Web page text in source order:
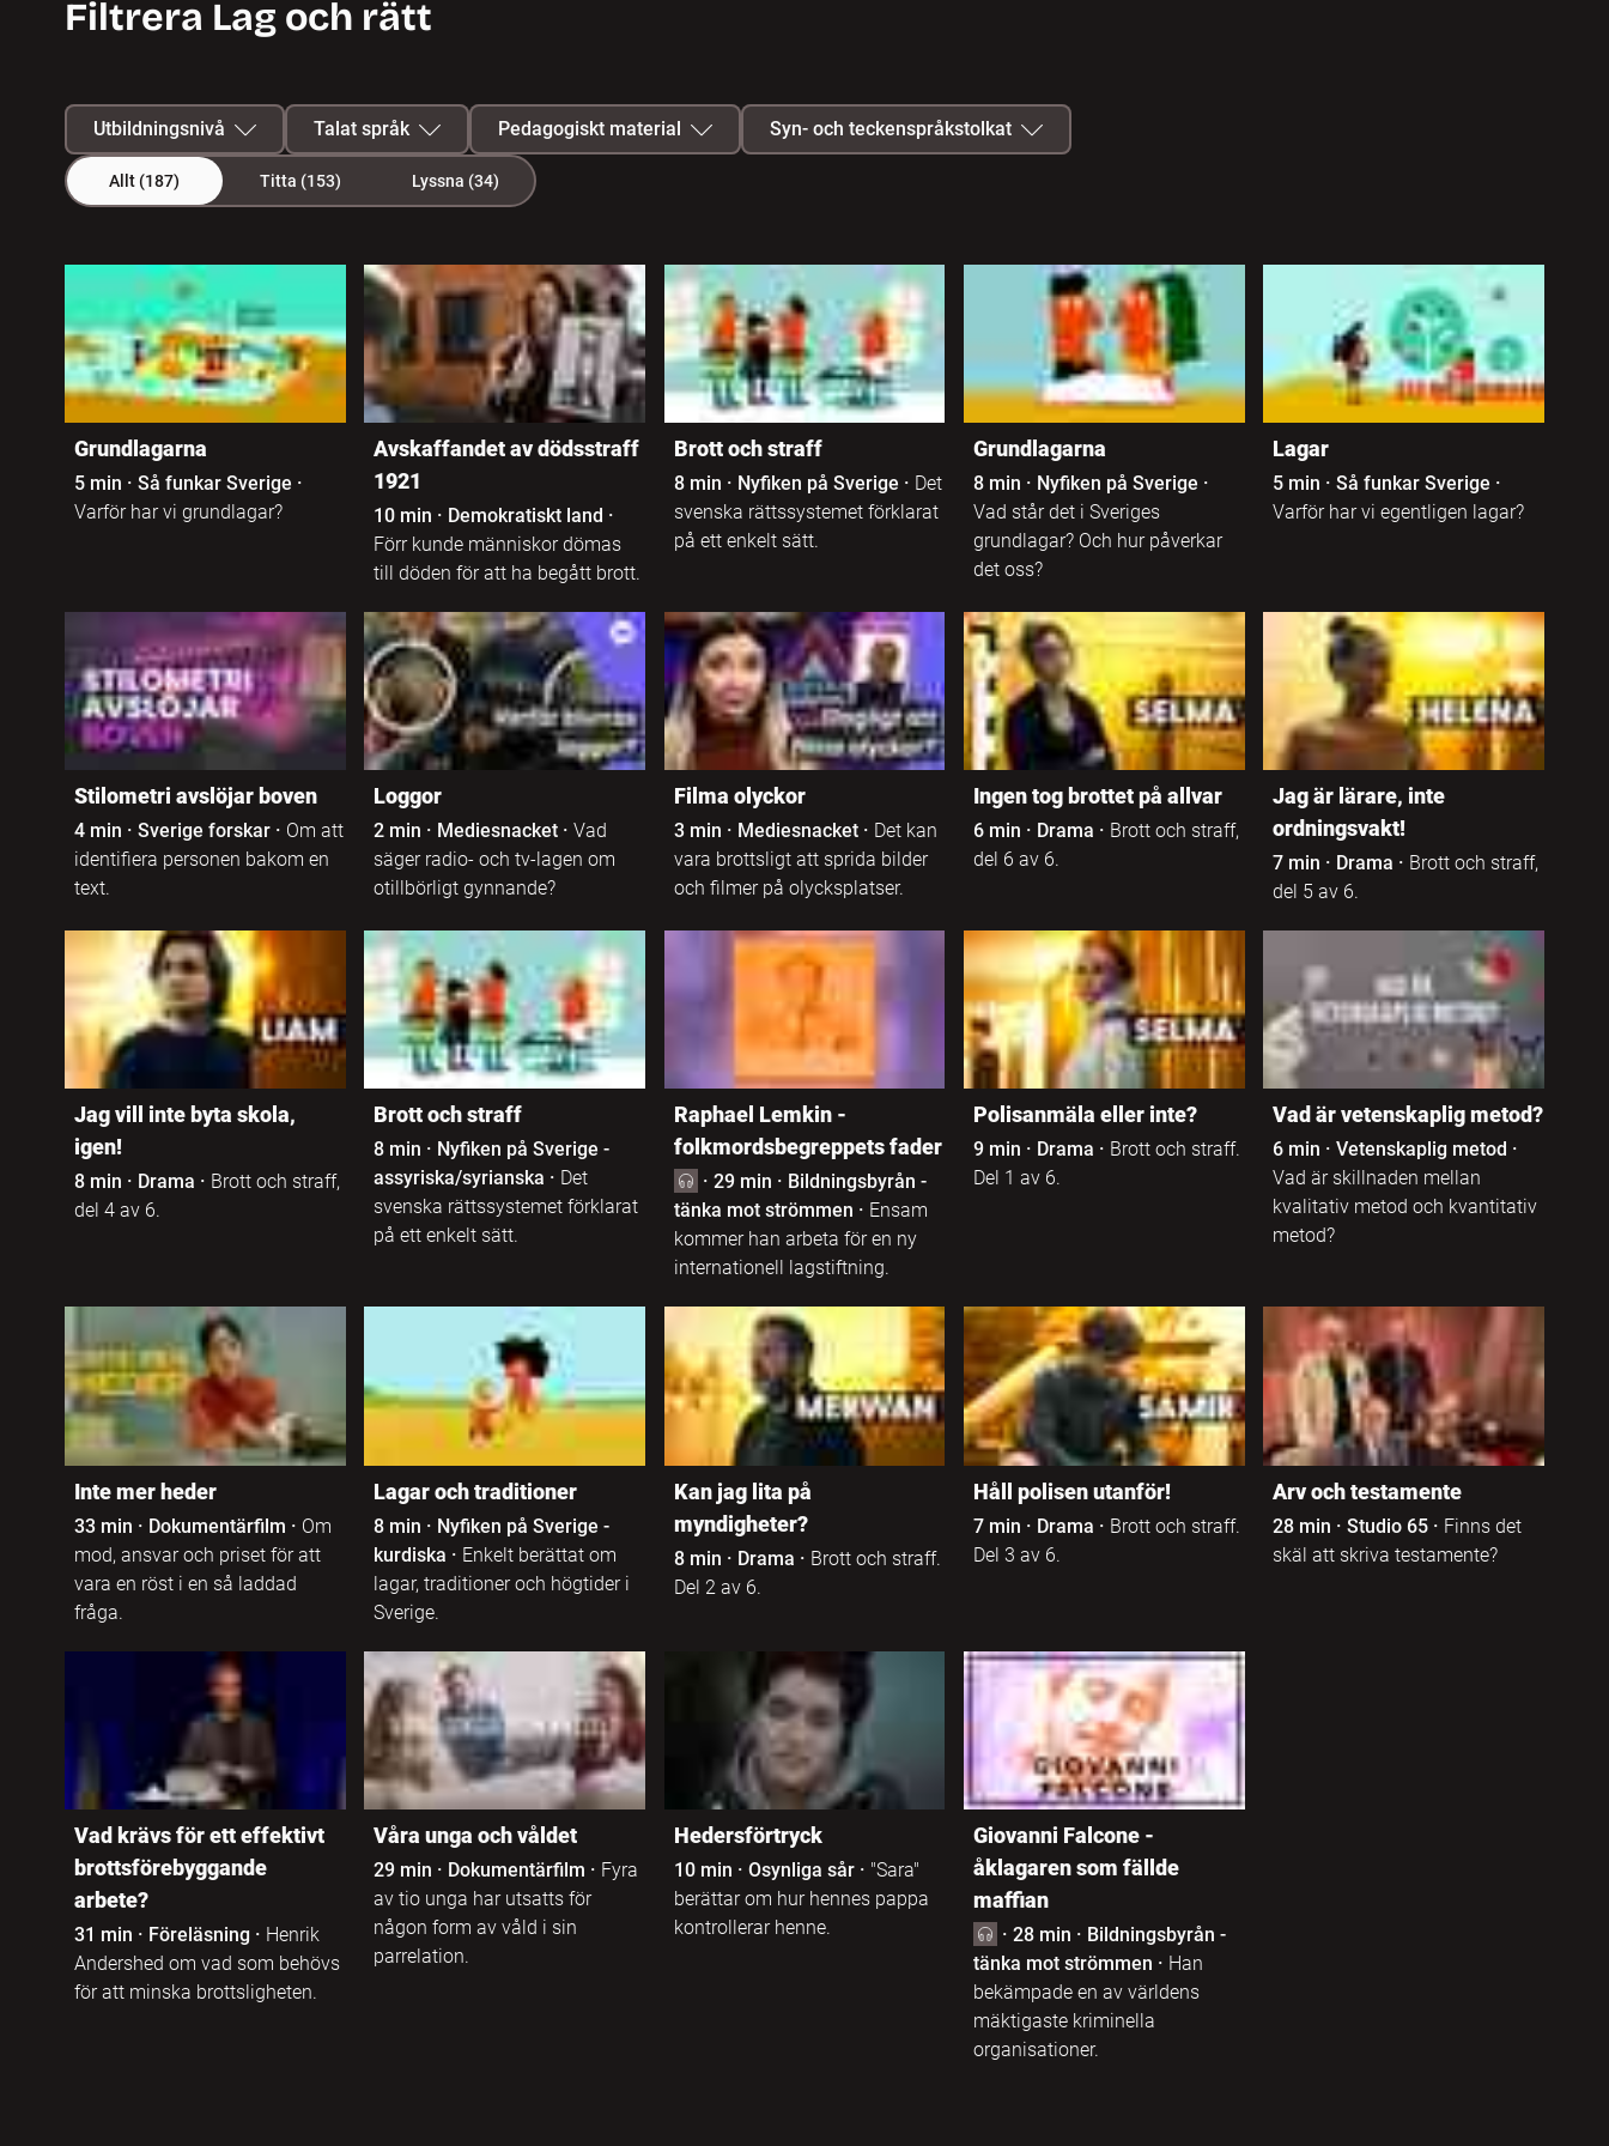
Filtrera Lag och rätt
Utbildningsnivå
Förskola
Grundskola F-3
Grundskola 4-6
Grundskola 7-9
Anpassad
grundskola 1-3
Anpassad
grundskola 7-9
Specialskola F-4
Specialskola 5-7
Gymnasieskola
Anpassad
gymnasieskola
Högskola
Folkhögskola /
Studieförbund
Komvux som
anpassad
utbildning
Talat språk
Svenska
Svenskt
teckenspråk
Albanska
Assyriska
Bosniska
Danska
Dari
Finska
Franska
Färöiska
Grekiska
Italienska
Japanska
Jiddisch
Katalanska
Kinesiska
Kinyarwanda
Kirundi
Koreanska
Kroatiska
Pedagogiskt material
Quiz
Studiehandledning
Arbetsmaterial
Syn- och teckenspråkstolkat
Teckenspråkstolkat
Allt (187) Titta (153) Lyssna (34)
187 program hittades
Grundlagarna
5 min · Så funkar Sverige ·
Varför har vi grundlagar?
Avskaffandet av dödsstraff
1921
10 min · Demokratiskt land ·
Förr kunde människor dömas
till döden för att ha begått brott.
Brott och straff
8 min · Nyfiken på Sverige · Det
svenska rättssystemet förklarat
på ett enkelt sätt.
Grundlagarna
8 min · Nyfiken på Sverige ·
Vad står det i Sveriges
grundlagar? Och hur påverkar
det oss?
Lagar
5 min ·Så funkar Sverige ·
Varför har vi egentligen lagar?
Stilometri avslöjar boven
4 min · Sverige forskar· Om att
identifiera personen bakom en
text.
Loggor
2 min · Mediesnacket ·Vad
säger radio- och tv-lagen om
otillbörligt gynnande?
Filma olyckor
3 min · Mediesnacket· Det kan
vara brottsligt att sprida bilder
och filmer på olycksplatser.
Ingen tog brottet på allvar
6 min · Drama · Brott och straff,
del 6 av 6.
Jag är lärare, inte
ordningsvakt!
7 min · Drama · Brott och straff,
del 5 av 6.
Jag vill inte byta skola,
igen!
8 min · Drama · Brott och straff,
del 4 av 6.
Brott och straff
8 min · Nyfiken på Sverige -
assyriska/syrianska · Det
svenska rättssystemet förklarat
på ett enkelt sätt.
Raphael Lemkin -
folkmordsbegreppets fader
· 29 min · Bildningsbyrån -
tänka mot strömmen · Ensam
kommer han arbeta för en ny
internationell lagstiftning.
Polisanmäla eller inte?
9 min · Drama · Brott och straff.
Del 1 av 6.
Vad är vetenskaplig metod?
6 min ·Vetenskaplig metod ·
Vad är skillnaden mellan
kvalitativ metod och kvantitativ
metod?
Inte mer heder
33 min · Dokumentärfilm · Om
mod, ansvar och priset för att
vara en röst i en så laddad
fråga.
Lagar och traditioner
8 min · Nyfiken på Sverige -
kurdiska · Enkelt berättat om
lagar, traditioner och högtider i
Sverige.
Kan jag lita på
myndigheter?
8 min · Drama · Brott och straff.
Del 2 av 6.
Håll polisen utanför!
7 min · Drama · Brott och straff.
Del 3 av 6.
Arv och testamente
28 min ·Studio 65 · Finns det
skäl att skriva testamente?
Vad krävs för ett effektivt
brottsförebyggande
arbete?
31 min · Föreläsning · Henrik
Andershed om vad som behövs
för att minska brottsligheten.
Våra unga och våldet
29 min · Dokumentärfilm · Fyra
av tio unga har utsatts för
någon form av våld i sin
parrelation.
Hedersförtryck
10 min · Osynliga sår· "Sara"
berättar om hur hennes pappa
kontrollerar henne.
Giovanni Falcone -
åklagaren som fällde
maffian
· 28 min · Bildningsbyrån -
tänka mot strömmen · Han
bekämpade en av världens
mäktigaste kriminella
organisationer.